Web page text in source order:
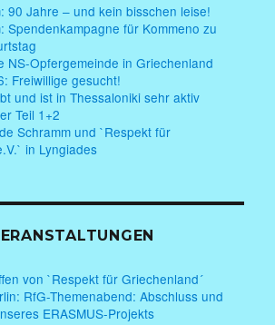
90 Jahre – und kein bisschen leise!
Spendenkampagne für Kommeno zu
NS-Opfergemeinde in Griechenland
Freiwillige gesucht!
und ist in Thessaloniki sehr aktiv
Teil 1+2
Schramm und `Respekt für
in Lyngiades
von `Respekt für Griechenland´
RfG-Themenabend: Abschluss und
ERASMUS-Projekts